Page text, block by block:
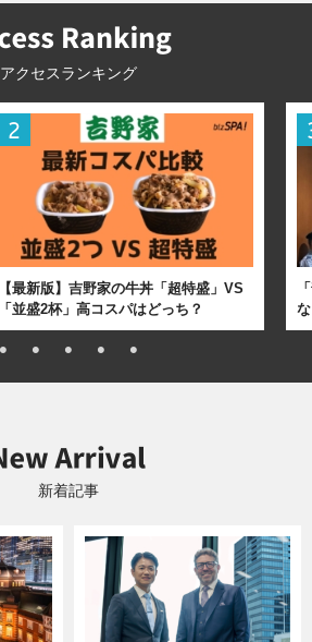
アクセスランキング
【最新版】吉野家の牛丼「超特盛」VS
「並盛2杯」高コスパはどっち？
新着記事